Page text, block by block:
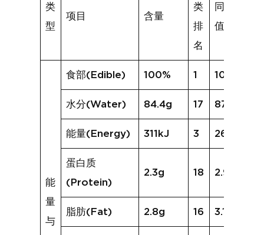
类
型
项目 含量
类
排
名
同类均
值
能
量
与
食部(Edible) 100% 1 100%
水分(Water) 84.4g 17 87.4g
能量(Energy) 311kJ 3 263kJ
蛋白质
(Protein)
2.3g 18 2.9g
脂肪(Fat) 2.8g 16 3.1g